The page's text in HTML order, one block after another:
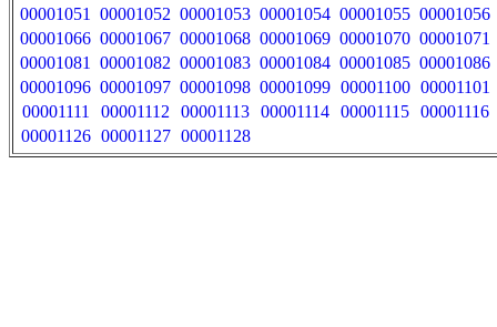
00001051
00001052 00001053 00001054 00001055 00001056
00001066 00001067 00001068 00001069 00001070 00001071
00001081
00001082 00001083 00001084 00001085 00001086
00001096 00001097 00001098 00001099 00001100 00001101
00001111
00001112 00001113 00001114 00001115 00001116
00001126 00001127 00001128